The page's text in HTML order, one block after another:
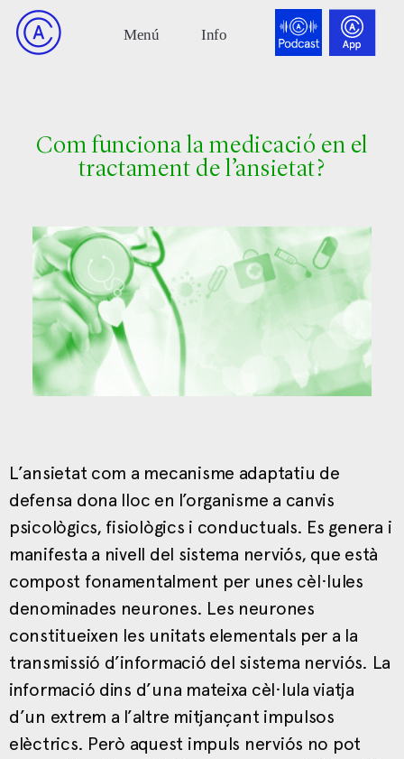
Com funciona la medicació en el
tractament de l’ansietat?
L’ansietat com a mecanisme adaptatiu de
defensa dona lloc en l’organisme a canvis
psicològics, fisiològics i conductuals. Es genera i
manifesta a nivell del sistema nerviós, que està
compost fonamentalment per unes cèl·lules
denominades neurones. Les neurones
constitueixen les unitats elementals per a la
transmissió d’informació del sistema nerviós. La
informació dins d’una mateixa cèl·lula viatja
d’un extrem a l’altre mitjançant impulsos
elèctrics. Però aquest impuls nerviós no pot